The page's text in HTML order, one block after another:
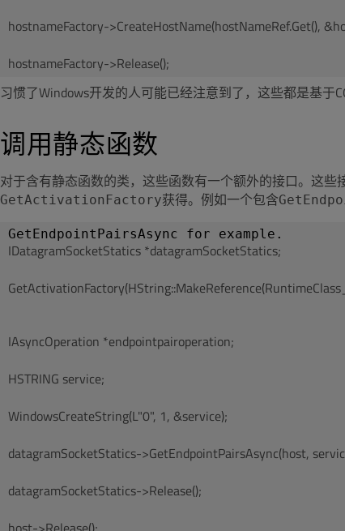
hostnameFactory->CreateHostName(hostNameRef.Get(),
习惯了Windows开发的人可能已经注意到了，这些都是基于
调用静态函数
对于含有静态函数的类，这些函数有一个额外的接口。这些
GetActivationFactory获得。例如一个包含
IDatagramSocketStatics *datagramSocketStatics;
IAsyncOperation *endpointpairoperation;
HSTRING service;
WindowsCreateString(L"0", 1, &service);
datagramSocketStatics->GetEndpointPairsAsync(host,
datagramSocketStatics->Release();